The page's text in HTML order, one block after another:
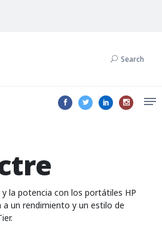
Search
y la potencia con los portátiles HP
a un rendimiento y un estilo de